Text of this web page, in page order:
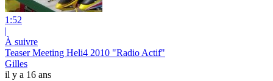
1:52
|
À suivre
Teaser Meeting Heli4 2010 "Radio Actif"
Gilles
il y a 16 ans